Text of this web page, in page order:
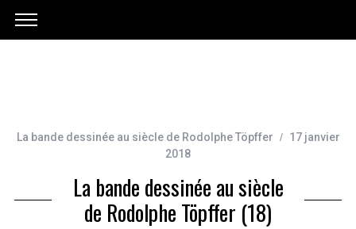
La bande dessinée au siècle de Rodolphe Töpffer
17 janvier
2018
La bande dessinée au siècle
de Rodolphe Töpffer (18)